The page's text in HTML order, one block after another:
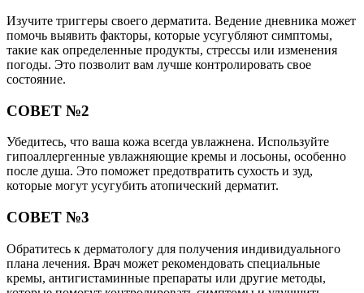
Изучите триггеры своего дерматита. Ведение дневника может
помочь выявить факторы, которые усугубляют симптомы,
такие как определенные продукты, стрессы или изменения
погоды. Это позволит вам лучше контролировать свое
состояние.
СОВЕТ №2
Убедитесь, что ваша кожа всегда увлажнена. Используйте
гипоаллергенные увлажняющие кремы и лосьоны, особенно
после душа. Это поможет предотвратить сухость и зуд,
которые могут усугубить атопический дерматит.
СОВЕТ №3
Обратитесь к дерматологу для получения индивидуального
плана лечения. Врач может рекомендовать специальные
кремы, антигистаминные препараты или другие методы,